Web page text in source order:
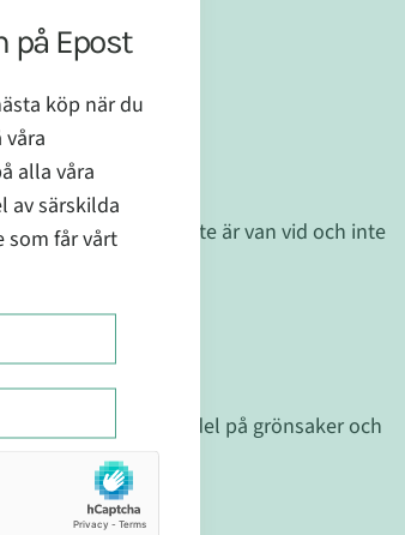
på pollen!
som kroppen inte är van vid och inte
bekämpningsmedel på grönsaker och
av för mycket
på Epost
köp när du
alla våra
av särskilda
som får vårt